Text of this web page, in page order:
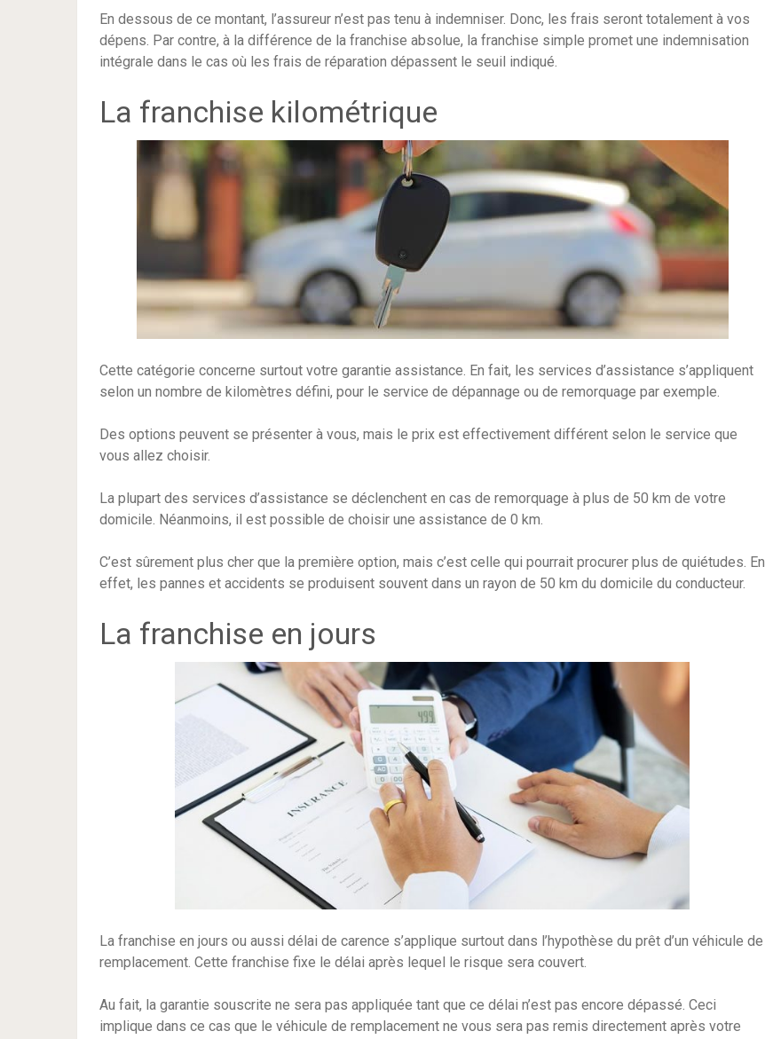
En dessous de ce montant, l’assureur n’est pas tenu à indemniser. Donc, les frais seront totalement à vos
dépens. Par contre, à la différence de la franchise absolue, la franchise simple promet une indemnisation
intégrale dans le cas où les frais de réparation dépassent le seuil indiqué.
La franchise kilométrique
Cette catégorie concerne surtout votre garantie assistance. En fait, les services d’assistance s’appliquent
selon un nombre de kilomètres défini, pour le service de dépannage ou de remorquage par exemple.
Des options peuvent se présenter à vous, mais le prix est effectivement différent selon le service que
vous allez choisir.
La plupart des services d’assistance se déclenchent en cas de remorquage à plus de 50 km de votre
domicile. Néanmoins, il est possible de choisir une assistance de 0 km.
C’est sûrement plus cher que la première option, mais c’est celle qui pourrait procurer plus de quiétudes. En
effet, les pannes et accidents se produisent souvent dans un rayon de 50 km du domicile du conducteur.
La franchise en jours
La franchise en jours ou aussi délai de carence s’applique surtout dans l’hypothèse du prêt d’un véhicule de
remplacement. Cette franchise fixe le délai après lequel le risque sera couvert.
Au fait, la garantie souscrite ne sera pas appliquée tant que ce délai n’est pas encore dépassé. Ceci
implique dans ce cas que le véhicule de remplacement ne vous sera pas remis directement après votre